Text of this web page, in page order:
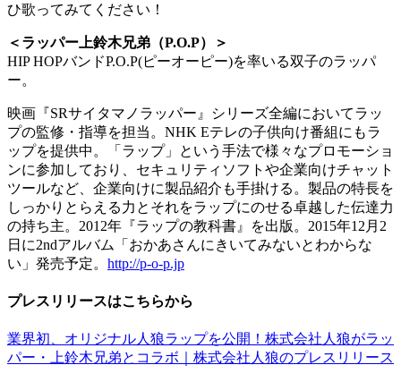
ひ歌ってみてください！
＜ラッパー上鈴木兄弟（P.O.P）＞
HIP HOPバンドP.O.P(ピーオーピー)を率いる双子のラッパ
ー。
映画『SRサイタマノラッパー』シリーズ全編においてラッ
プの監修・指導を担当。NHK Eテレの子供向け番組にもラ
ップを提供中。「ラップ」という手法で様々なプロモーショ
ンに参加しており、セキュリティソフトや企業向けチャット
ツールなど、企業向けに製品紹介も手掛ける。製品の特長を
しっかりとらえる力とそれをラップにのせる卓越した伝達力
の持ち主。2012年『ラップの教科書』を出版。2015年12月2
日に2ndアルバム「おかあさんにきいてみないとわからな
い」発売予定。 http://p-o-p.jp
プレスリリースはこちらから
業界初、オリジナル人狼ラップを公開！株式会社人狼がラッ
パー・上鈴木兄弟とコラボ｜株式会社人狼のプレスリリース